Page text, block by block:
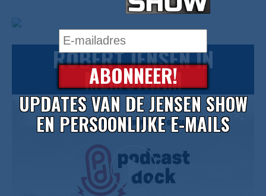
ROBERT JENSEN IN
MEMORIAM
ABONNEER!
UPDATES VAN DE JENSEN SHOW
EN PERSOONLIJKE E-MAILS